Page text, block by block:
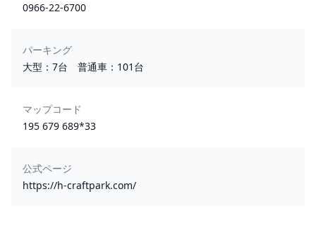
0966-22-6700
パーキング
大型：7台 普通車：101台
マップコード
195 679 689*33
公式ページ
https://h-craftpark.com/